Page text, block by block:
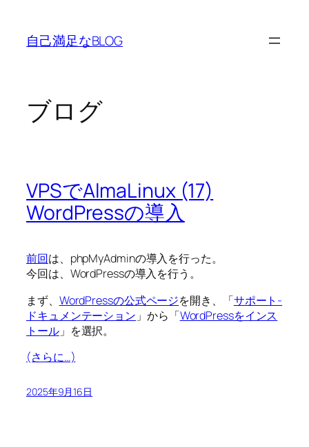
自己満足なBLOG
ブログ
VPSでAlmaLinux (17)
WordPressの導入
前回は、phpMyAdminの導入を行った。
今回は、WordPressの導入を行う。
まず、 WordPressの公式ページを開き、「サポート-
ドキュメンテーション 」から「WordPressをインス
トール」を選択。
(さらに…)
2025年9月16日